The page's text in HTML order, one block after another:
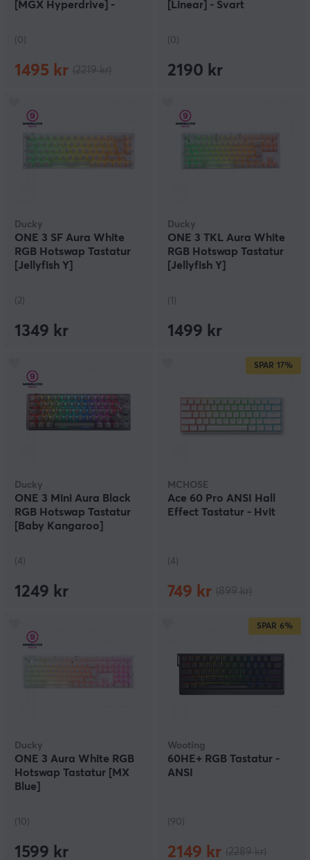
[MGX Hyperdrive] -
(0)
1495 kr
[Linear] - Svart
(0)
2190 kr
Ducky
ONE 3 SF Aura White
RGB Hotswap Tastatur
[Jellyfish Y]
(2)
1349 kr
Ducky
ONE 3 TKL Aura White
RGB Hotswap Tastatur
[Jellyfish Y]
(1)
1499 kr
Ducky
ONE 3 Mini Aura Black
RGB Hotswap Tastatur
[Baby Kangaroo]
(4)
1249 kr
SPAR 17%
MCHOSE
Ace 60 Pro ANSI Hall
Effect Tastatur - Hvit
(4)
749 kr
Ducky
ONE 3 Aura White RGB
Hotswap Tastatur [MX
Blue]
(10)
1599 kr
SPAR 6%
Wooting
60HE+ RGB Tastatur -
ANSI
(90)
2149 kr